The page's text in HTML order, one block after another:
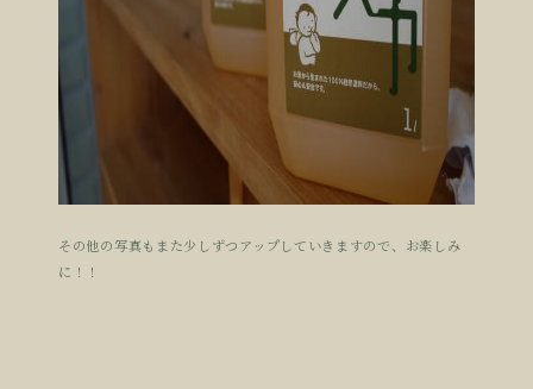
その他の写真もまた少しずつアップしていきますので、お楽しみ
に！！